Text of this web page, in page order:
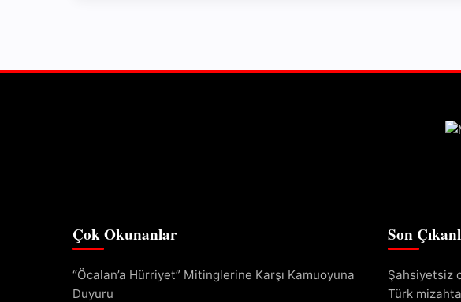
Çok Okunanlar
“Öcalan’a Hürriyet” Mitinglerine Karşı Kamuoyuna
Duyuru
Son
Şahsiyetsiz
Türk